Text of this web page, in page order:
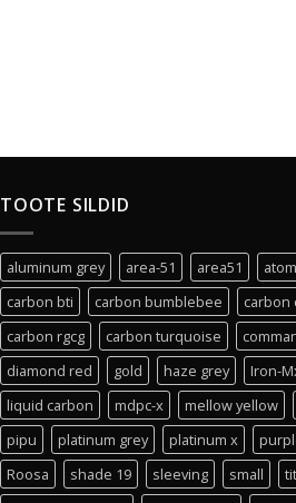
TOOTE SILDID
aluminum grey area-51 area51
carbon bti
carbon bumblebee carbon
carbon rgcg
carbon turquoise
diamond red
gold haze grey Iron-
liquid carbon
mdpc-x mellow yellow
pipu
platinum grey platinum x
Roosa
shade 19 sleeving small